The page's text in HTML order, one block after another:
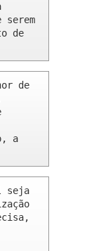
de
de
a
seja